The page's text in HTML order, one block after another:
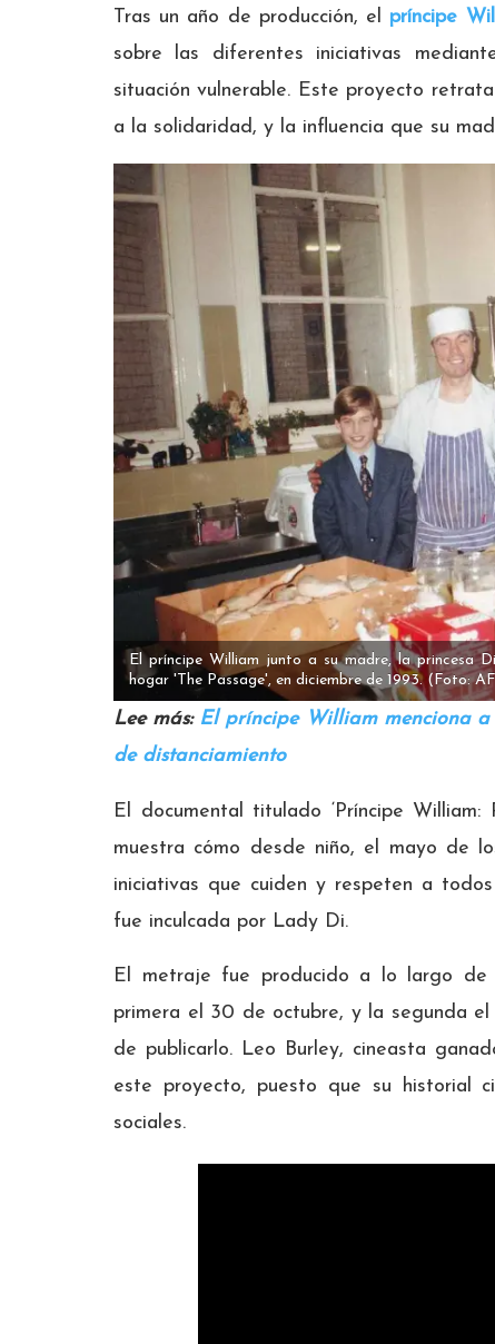
Tras un año de producción, el príncipe
sobre las diferentes iniciativas
situación vulnerable. Este proyecto
a la solidaridad, y la influencia que su
El príncipe William junto a su madre, la princesa
hogar 'The Passage', en diciembre de 1993. (Foto:
Lee más: El príncipe William menciona
de distanciamiento
El documental titulado ‘Príncipe William:
muestra cómo desde niño, el mayo de
iniciativas que cuiden y respeten a
fue inculcada por Lady Di.
El metraje fue producido a lo largo
primera el 30 de octubre, y la segunda
de publicarlo. Leo Burley, cineasta
este proyecto, puesto que su historial
sociales.